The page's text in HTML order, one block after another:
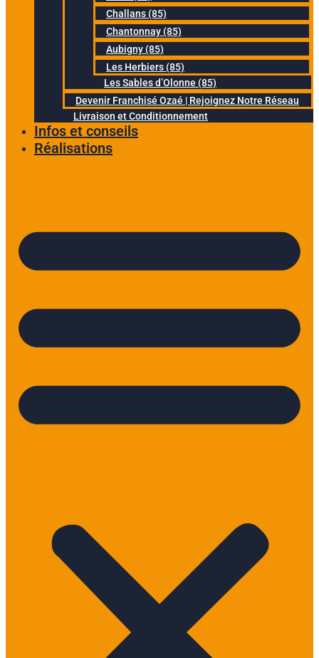
Challans (85)
Chantonnay (85)
Aubigny (85)
Les Herbiers (85)
Les Sables d’Olonne (85)
Devenir Franchisé Ozaé | Rejoignez Notre Réseau
Livraison et Conditionnement
Infos et conseils
Réalisations